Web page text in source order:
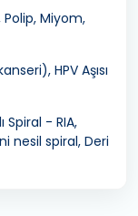
Polip, Miyom,
HPV Aşısı
Spiral - RIA,
nesil spiral, Deri